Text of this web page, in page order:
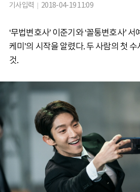
기사입력 2018-04-19 11:09
‘무법변호사’ 이준기와 ‘꼴통변호사’
케미’의 시작을 알렸다. 두 사람의 첫
것.